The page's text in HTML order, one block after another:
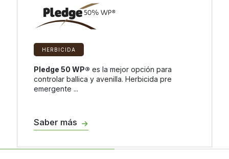
HERBICIDA
Pledge 50 WP® es la mejor opción para
controlar ballica y avenilla. Herbicida pre
emergente ...
Saber más